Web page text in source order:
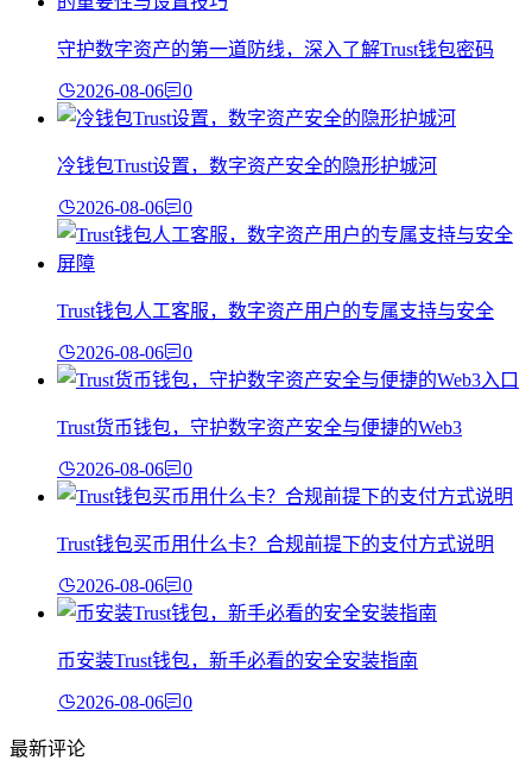
守护数字资产的第一道防线，深入了解Trust钱包密码
2026-08-06 0
冷钱包Trust设置，数字资产安全的隐形护城河
2026-08-06 0
Trust钱包人工客服，数字资产用户的专属支持与安全
2026-08-06 0
Trust货币钱包，守护数字资产安全与便捷的Web3
2026-08-06 0
Trust钱包买币用什么卡？合规前提下的支付方式说明
2026-08-06 0
币安装Trust钱包，新手必看的安全安装指南
2026-08-06 0
最新评论